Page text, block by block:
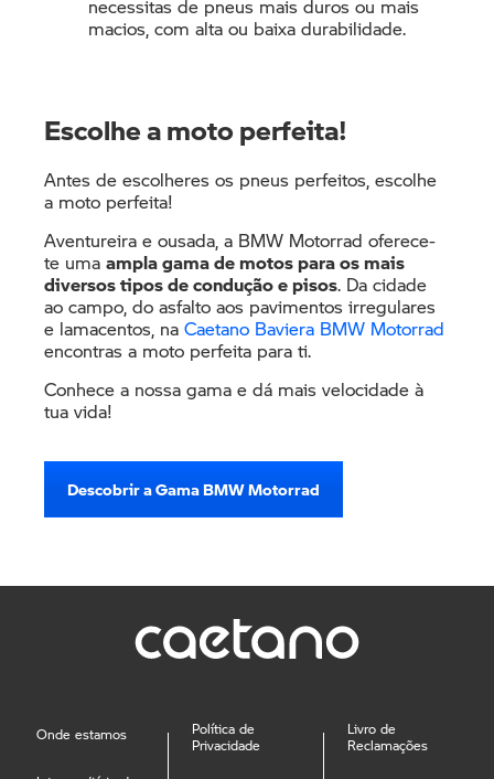
necessitas de pneus mais duros ou mais
macios, com alta ou baixa durabilidade.
Escolhe a moto perfeita!
Antes de escolheres os pneus perfeitos, escolhe
a moto perfeita!
Aventureira e ousada, a BMW Motorrad oferece-
te uma ampla gama de motos para os mais
diversos tipos de condução e pisos. Da cidade
ao campo, do asfalto aos pavimentos irregulares
e lamacentos, na Caetano Baviera BMW Motorrad
encontras a moto perfeita para ti.
Conhece a nossa gama e dá mais velocidade à
tua vida!
Descobrir a Gama BMW Motorrad
Onde estamos
Política de
Privacidade
Livro de
Reclamações